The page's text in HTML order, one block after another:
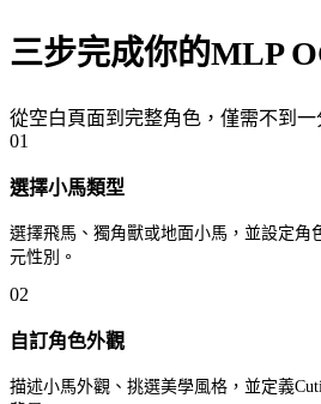
三步完成你的MLP
從空白頁面到完整角色，僅需不到一
01
選擇小馬類型
選擇飛馬、獨角獸或地面小馬，並設定角
元性別。
02
自訂角色外觀
描述小馬外觀、挑選美學風格，並定義